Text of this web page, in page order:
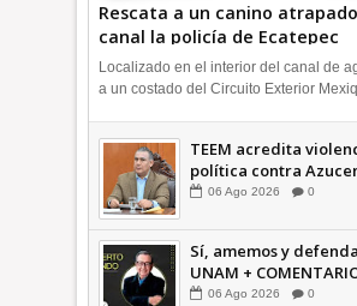
Rescata a un canino
canal la policía de Ecatepec
INFORMATIVA
Localizado en el interior del canal de
a un costado del Circuito Exterior
TEEM acredita
política contra
confirma guerra
06 Ago 2026 0
Sí, amemos y
UNAM +
TIEMPO
06 Ago 2026 0